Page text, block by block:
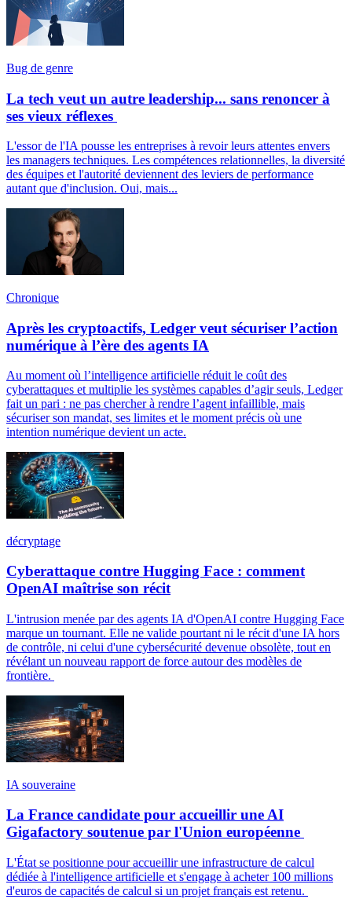
Bug de genre
La tech veut un autre leadership... sans renoncer à
ses vieux réflexes
L'essor de l'IA pousse les entreprises à revoir leurs attentes envers
les managers techniques. Les compétences relationnelles, la diversité
des équipes et l'autorité deviennent des leviers de performance
autant que d'inclusion. Oui, mais...
Chronique
Après les cryptoactifs, Ledger veut sécuriser l’action
numérique à l’ère des agents IA
Au moment où l’intelligence artificielle réduit le coût des
cyberattaques et multiplie les systèmes capables d’agir seuls, Ledger
fait un pari : ne pas chercher à rendre l’agent infaillible, mais
sécuriser son mandat, ses limites et le moment précis où une
intention numérique devient un acte.
décryptage
Cyberattaque contre Hugging Face : comment
OpenAI maîtrise son récit
L'intrusion menée par des agents IA d'OpenAI contre Hugging Face
marque un tournant. Elle ne valide pourtant ni le récit d'une IA hors
de contrôle, ni celui d'une cybersécurité devenue obsolète, tout en
révélant un nouveau rapport de force autour des modèles de
frontière.
IA souveraine
La France candidate pour accueillir une AI
Gigafactory soutenue par l'Union européenne
L'État se positionne pour accueillir une infrastructure de calcul
dédiée à l'intelligence artificielle et s'engage à acheter 100 millions
d'euros de capacités de calcul si un projet français est retenu.